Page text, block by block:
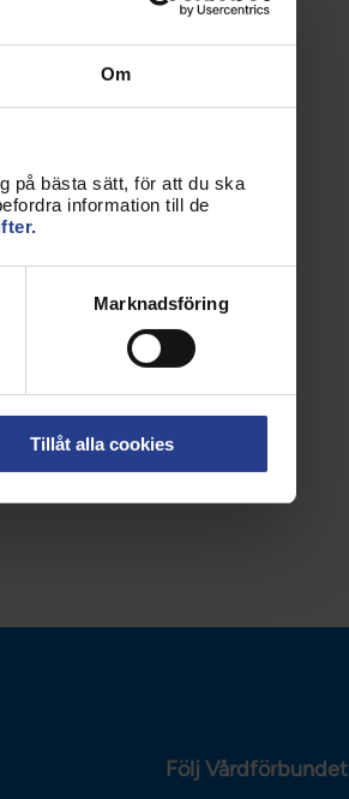
Om
på bästa sätt, för att du ska
information till de
Marknadsföring
Tillåt alla cookies
Följ Vårdförbundet